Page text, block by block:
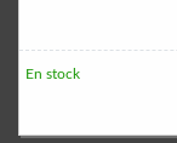
En stock